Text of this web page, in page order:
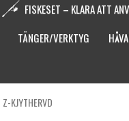
FISKESET – KLARA ATT
TÄNGER/VERKTYG
Z-KJYTHERVD